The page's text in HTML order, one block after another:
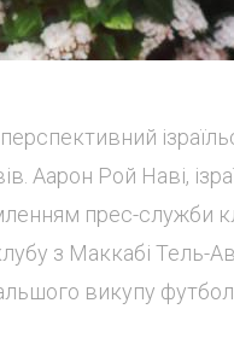
Аарон Рой Наві,
прес-служби
з Маккабі Тель-
викупу